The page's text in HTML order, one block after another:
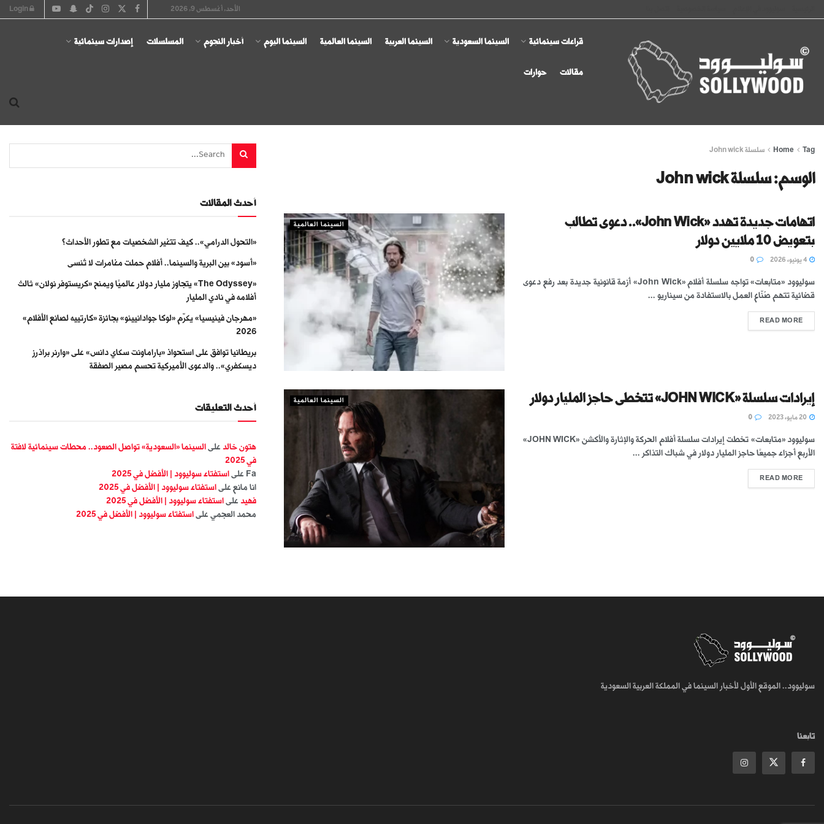
الأحد, أغسطس 9, 2026
قراءات سينمائية السينما السعودية السينما العربية السينما العالمية السينما اليوم أخبار النجوم المسلسلات إصدارات سينمائية
مقالات حوارات
Home Tag سلسلة John wick
الوسم:سلسلة John wick
السينما العالمية
اتهامات جديدة تهدد «John Wick».. دعوى تطالب
بتعويض 10 ملايين دولار
سوليوود «متابعات» تواجه سلسلة أفلام «John Wick» أزمة قانونية جديدة بعد رفع دعوى
قضائية تتهم صُنّاع العمل بالاستفادة من سيناريو ...
READ MORE
السينما العالمية إيرادات سلسلة «JOHN WICK» تتخطى حاجز المليار دولار
سوليوود «متابعات» تخطت إيرادات سلسلة أفلام الحركة والإثارة والأكشن «JOHN WICK»
الأربع أجزاء جميعًا حاجز المليار دولار في شباك التذاكر ...
READ MORE
أحدث المقالات
«التحول الدرامي».. كيف تتغير الشخصيات مع تطور الأحداث؟
«أسود» بين البرية والسينما.. أفلام حملت مغامرات لا تُنسى
«The Odyssey» يتجاوز مليار دولار عالميًا ويمنح «كريستوفر نولان» ثالث
أفلامه في نادي المليار
«مهرجان فينيسيا» يكرّم «لوكا جوادانيينو» بجائزة «كارتييه لصانع الأفلام»
2026
بريطانيا توافق على استحواذ «باراماونت سكاي دانس» على «وارنر براذرز
ديسكفري».. والدعوى الأميركية تحسم مصير الصفقة
أحدث التعليقات
هتون خالد على السينما «السعودية» تواصل الصعود.. محطات سينمائية لافتة
في 2025
Fa على استفتاء سوليوود | الأفضل في 2025
انا مانع على استفتاء سوليوود | الأفضل في 2025
فهيد على استفتاء سوليوود | الأفضل في 2025
محمد العجمي على استفتاء سوليوود | الأفضل في 2025
سوليوود.. الموقع الأول لأخبار السينما في المملكة العربية السعودية
تابعنا